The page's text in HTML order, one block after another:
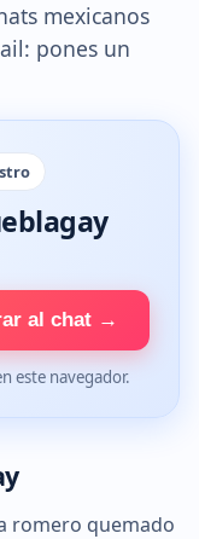
mexicanos
pones un
al chat →
este navegador.
romero quemado